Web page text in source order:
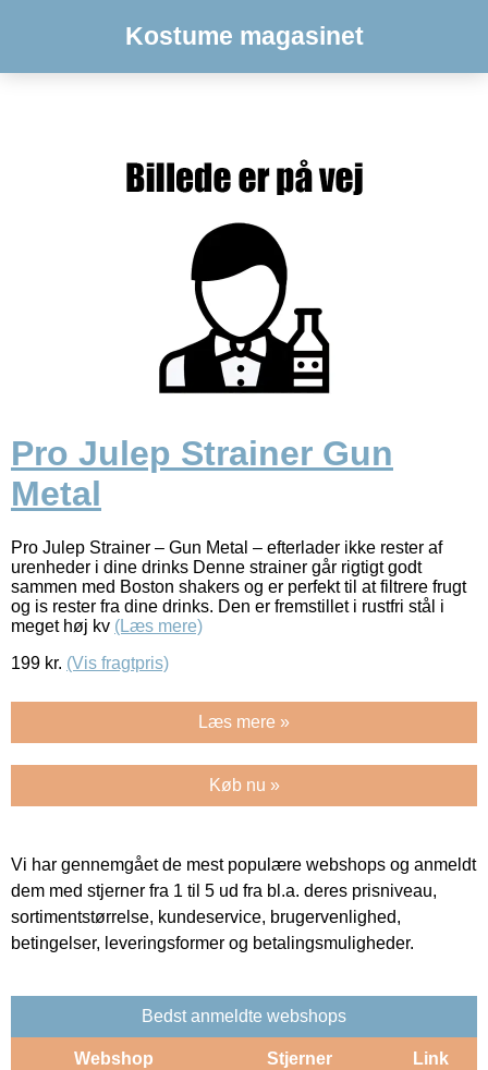
Kostume magasinet
Pro Julep Strainer Gun
Metal
Pro Julep Strainer – Gun Metal – efterlader ikke rester af
urenheder i dine drinks Denne strainer går rigtigt godt
sammen med Boston shakers og er perfekt til at filtrere frugt
og is rester fra dine drinks. Den er fremstillet i rustfri stål i
meget høj kv (Læs mere)
199 kr. (Vis fragtpris)
Læs mere »
Køb nu »
Vi har gennemgået de mest populære webshops og anmeldt
dem med stjerner fra 1 til 5 ud fra bl.a. deres prisniveau,
sortimentstørrelse, kundeservice, brugervenlighed,
betingelser, leveringsformer og betalingsmuligheder.
Bedst anmeldte webshops
Webshop Stjerner Link